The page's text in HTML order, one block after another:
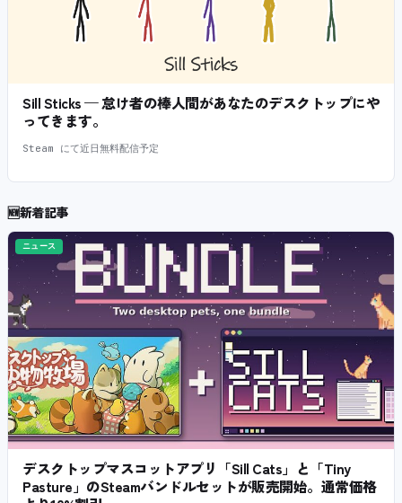
Sill Sticks — 怠け者の棒人間があなたのデスクトップにや
ってきます。
Steam にて近日無料配信予定
🆕新着記事
ニュース
デスクトップマスコットアプリ「Sill Cats」と「Tiny
Pasture」のSteamバンドルセットが販売開始。通常価格